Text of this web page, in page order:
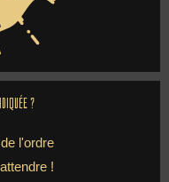
?
l'ordre
!